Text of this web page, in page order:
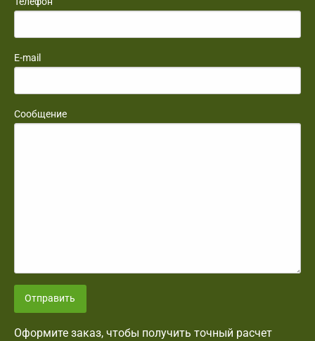
E-mail
Сообщение
Отправить
Оформите заказ, чтобы получить точный расчет